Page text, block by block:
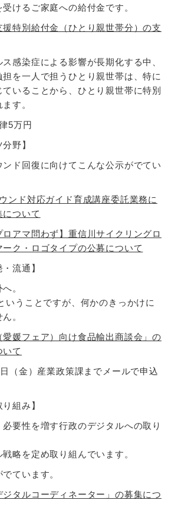
けるご家庭への給付金です。
特別給付金（ひとり親世帯分）の支
感染症による影響が長期化する中、
を一人で担うひとり親世帯は、特に
いることから、ひとり親世帯に特別
す。
5万円
野】
ド回復に向けてこんな公示がでてい
ンド対応ガイド育成講座委託業務に
ついて
ロアマ問わず】重信川サイクリングロ
ク・ロゴタイプの公募について
流通】
。
いうことですが、何かのきっかけに
。
愛媛フェア）向け食品輸出商談会」の
て
（金）産業政策課までメールで申込
組み】
要性を増す行政のデジタルへの取り
略を定め取り組んでいます。
ています。
タルコーディネーター」の募集につ